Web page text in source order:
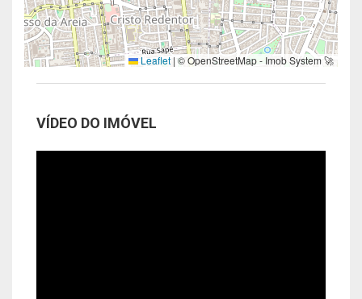
Leaflet | © OpenStreetMap - Imob System 🚀
VÍDEO DO IMÓVEL